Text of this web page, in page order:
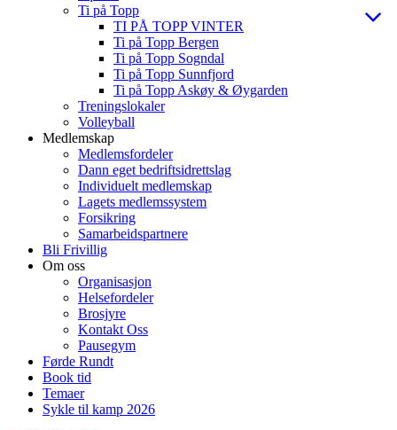
Ti på Topp
TI PÅ TOPP VINTER
Ti på Topp Bergen
Ti på Topp Sogndal
Ti på Topp Sunnfjord
Ti på Topp Askøy & Øygarden
Treningslokaler
Volleyball
Medlemskap
Medlemsfordeler
Dann eget bedriftsidrettslag
Individuelt medlemskap
Lagets medlemssystem
Forsikring
Samarbeidspartnere
Bli Frivillig
Om oss
Organisasjon
Helsefordeler
Brosjyre
Kontakt Oss
Pausegym
Førde Rundt
Book tid
Temaer
Sykle til kamp 2026